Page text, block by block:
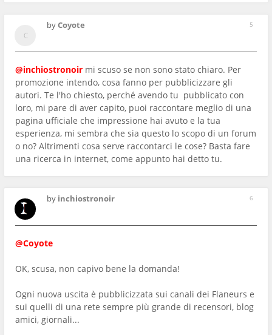
5
byCoyote
@inchiostronoir mi scuso se non sono stato chiaro. Per
promozione intendo, cosa fanno per pubblicizzare gli
autori. Te l'ho chiesto, perché avendo tu pubblicato con
loro, mi pare di aver capito, puoi raccontare meglio di una
pagina ufficiale che impressione hai avuto e la tua
esperienza, mi sembra che sia questo lo scopo di un forum
o no? Altrimenti cosa serve raccontarci le cose? Basta fare
una ricerca in internet, come appunto hai detto tu.
6
by inchiostronoir
@Coyote
OK, scusa, non capivo bene la domanda!
Ogni nuova uscita è pubblicizzata sui canali dei Flaneurs e
sui quelli di una rete sempre più grande di recensori, blog
amici, giornali...